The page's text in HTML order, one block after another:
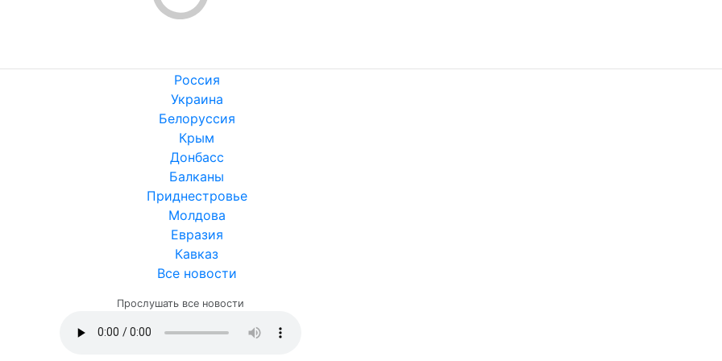
Никто ещё не оставил комментариев, станьте первым.
Россия
Украина
Белоруссия
Крым
Приднестровье